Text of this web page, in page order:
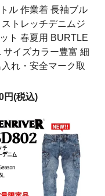
ル 作業着 長袖ブル
ストレッチデニムジ
ト 春夏用 BURTLE
サイズカラー豊富 細
れ・安全マーク取
円(税込)